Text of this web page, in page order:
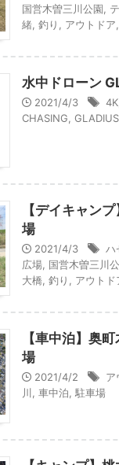
国営木曽三川公園
緒 釣り アウトドア
水中ドローン
2021/4/3 4K
CHASING
【デイキャン
場
2021/4/3 ハ
広場 国営木曽三川
大橋 釣り アウトド
【車中泊】奥
場
2021/4/2 ア
川 車中泊 駐車場